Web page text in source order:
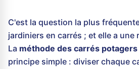
C'est la question la plus
jardiniers en carrés ; et elle a une
La méthode des carrés potagers
principe simple : diviser chaque